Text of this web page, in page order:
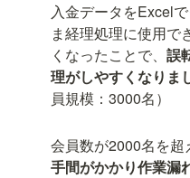
入金データをExcel
ま経理処理に使用で
くなったことで、 誤
理がしやすくなりま
員規模：3000名）
会員数が2000名を超
手間がかかり作業漏